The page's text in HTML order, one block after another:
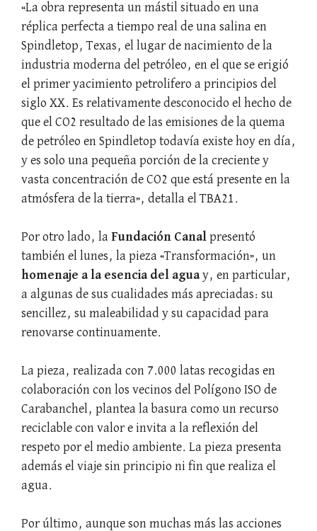
«La obra representa un mástil situado en una
réplica perfecta a tiempo real de una salina en
Spindletop, Texas, el lugar de nacimiento de la
industria moderna del petróleo, en el que se erigió
el primer yacimiento petrolifero a principios del
siglo XX. Es relativamente desconocido el hecho de
que el CO2 resultado de las emisiones de la quema
de petróleo en Spindletop todavía existe hoy en día,
y es solo una pequeña porción de la creciente y
vasta concentración de CO2 que está presente en la
atmósfera de la tierra», detalla el TBA21.
Por otro lado, la Fundación Canal presentó
también el lunes, la pieza «Transformación», un
homenaje a la esencia del aguay, en particular,
a algunas de sus cualidades más apreciadas: su
sencillez, su maleabilidad y su capacidad para
renovarse continuamente.
La pieza, realizada con 7.000 latas recogidas en
colaboración con los vecinos del Polígono ISO de
Carabanchel, plantea la basura como un recurso
reciclable con valor e invita a la reflexión del
respeto por el medio ambiente. La pieza presenta
además el viaje sin principio ni fin que realiza el
agua.
Por último, aunque son muchas más las acciones